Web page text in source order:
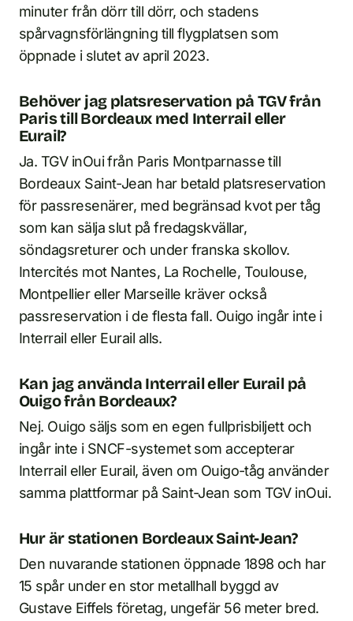
minuter från dörr till dörr, och stadens
spårvagnsförlängning till flygplatsen som
öppnade i slutet av april 2023.
Behöver jag platsreservation på TGV från
Paris till Bordeaux med Interrail eller
Eurail?
Ja. TGV inOui från Paris Montparnasse till
Bordeaux Saint-Jean har betald platsreservation
för passresenärer, med begränsad kvot per tåg
som kan sälja slut på fredagskvällar,
söndagsreturer och under franska skollov.
Intercités mot Nantes, La Rochelle, Toulouse,
Montpellier eller Marseille kräver också
passreservation i de flesta fall. Ouigo ingår inte i
Interrail eller Eurail alls.
Kan jag använda Interrail eller Eurail på
Ouigo från Bordeaux?
Nej. Ouigo säljs som en egen fullprisbiljett och
ingår inte i SNCF-systemet som accepterar
Interrail eller Eurail, även om Ouigo-tåg använder
samma plattformar på Saint-Jean som TGV inOui.
Hur är stationen Bordeaux Saint-Jean?
Den nuvarande stationen öppnade 1898 och har
15 spår under en stor metallhall byggd av
Gustave Eiffels företag, ungefär 56 meter bred.